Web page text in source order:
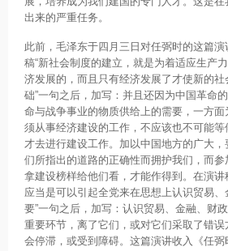
出来的严重任务。
此前，毛泽东于四月三日对任弼时的这篇
稿“新社会制度的建立，就是为着适应生产
济发展的，而且只有经济发展了才使新的
础”一句之后，加写：并且还因为中国革命
命与战争事业的物质供给上的需要，一方
须从事经济建设的工作，不应该也不可能等
才去进行建设工作。加以中国地方的广大
们所指出的道路的正确性而拥护我们，而
拿建设榜样给他们看，才能作得到。在演讲
应当是可以引起全党来在思想上认识贸易
要”一句之后，加写：认识贸易、金融、财
重要环节，离了它们，或对它们采取了错
会停滞，或受到障碍。这篇演讲收入《任弼